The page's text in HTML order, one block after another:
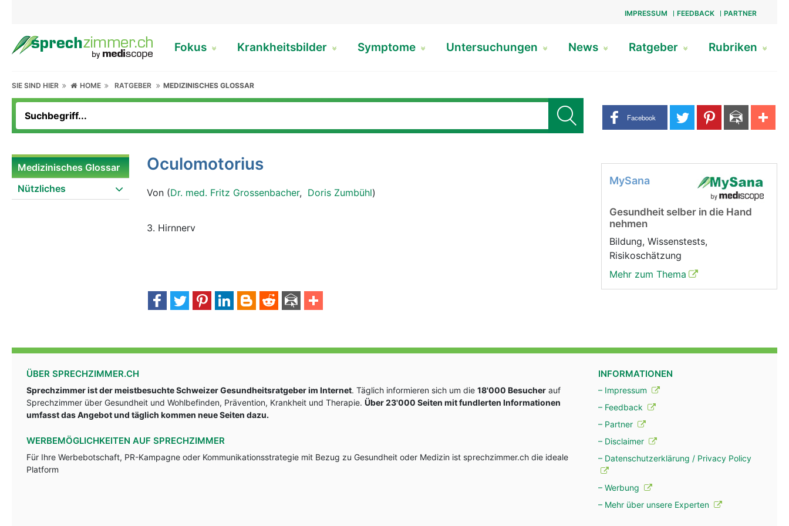
IMPRESSUM FEEDBACK PARTNER
Fokus Krankheitsbilder Symptome Untersuchungen News Ratgeber Rubriken
SIE SIND HIER HOME RATGEBER MEDIZINISCHES GLOSSAR
Share buttons
Facebook
Medizinisches Glossar
Nützliches
Oculomotorius
Von (Dr. med. Fritz Grossenbacher, Doris Zumbühl)
3. Hirnnerv
MySana
Gesundheit selber in die Hand
nehmen
Bildung, Wissenstests,
Risikoschätzung
Mehr zum Thema
ÜBER SPRECHZIMMER.CH
Sprechzimmer ist der meistbesuchte Schweizer Gesundheitsratgeber im Internet. Täglich informieren sich um die 18'000 Besucher auf
Sprechzimmer über Gesundheit und Wohlbefinden, Prävention, Krankheit und Therapie. Über 23'000 Seiten mit fundlerten Informationen
umfasst das Angebot und täglich kommen neue Seiten dazu.
WERBEMÖGLICHKEITEN AUF SPRECHZIMMER
Für Ihre Werbebotschaft, PR-Kampagne oder Kommunikationsstrategie mit Bezug zu Gesundheit oder Medizin ist sprechzimmer.ch die ideale
Platform
INFORMATIONEN
– Impressum
– Feedback
– Partner
– Disclaimer
– Datenschutzerklärung / Privacy Policy
– Werbung
– Mehr über unsere Experten